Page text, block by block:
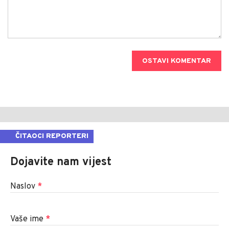
OSTAVI KOMENTAR
ČITAOCI REPORTERI
Dojavite nam vijest
Naslov *
Vaše ime *